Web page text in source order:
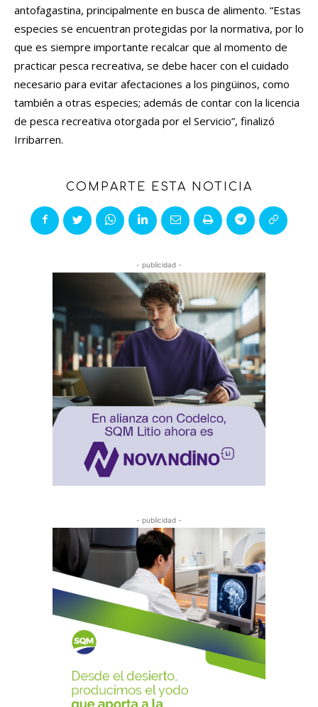
antofagastina, principalmente en busca de alimento. “Estas
especies se encuentran protegidas por la normativa, por lo
que es siempre importante recalcar que al momento de
practicar pesca recreativa, se debe hacer con el cuidado
necesario para evitar afectaciones a los pingüinos, como
también a otras especies; además de contar con la licencia
de pesca recreativa otorgada por el Servicio”, finalizó
Irribarren.
COMPARTE ESTA NOTICIA
- publicidad -
- publicidad -